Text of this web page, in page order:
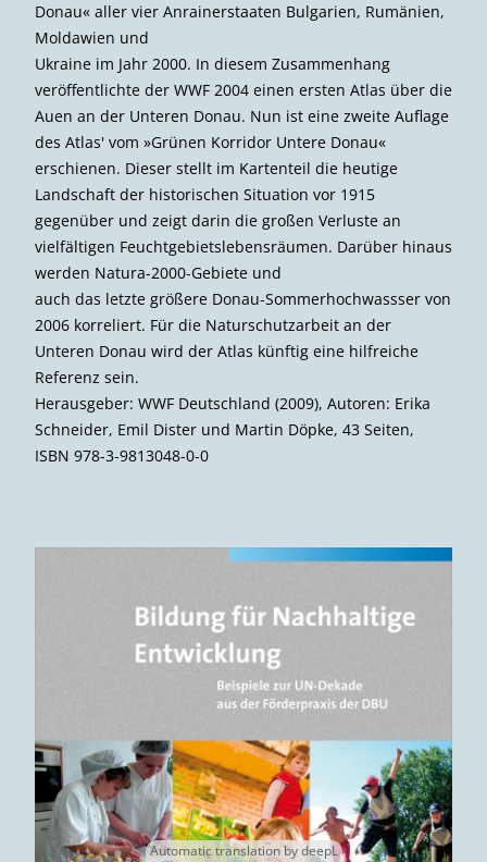
Donau« aller vier Anrainerstaaten Bulgarien, Rumänien,
Moldawien und
Ukraine im Jahr 2000. In diesem Zusammen­hang
veröffentlichte der WWF 2004 einen ersten Atlas über die
Auen an der Unteren Donau. Nun ist eine zweite Auflage
des Atlas' vom »Grünen Korridor Untere Donau«
erschienen. Dieser stellt im Kartenteil die heutige
Landschaft der historischen Situa­tion vor 1915
gegenüber und zeigt darin die großen Verluste an
vielfältigen Feucht­gebietslebensräumen. Darüber hinaus
werden Natura-2000-Gebiete und
auch das letzte größere Donau-Sommerhochwassser von
2006 korreliert. Für die Naturschutzarbeit an der
Unteren Donau wird der Atlas künftig eine hilfreiche
Referenz sein.
Herausgeber: WWF Deutschland (2009), Autoren: Erika
Schneider, Emil Dister und Martin Döpke, 43 Seiten,
ISBN 978-3-9813048-0-0
Automatic translation by deepL